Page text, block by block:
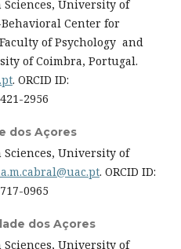
Sciences, University of
Center for
of Psychology and
of Coimbra, Portugal.
. ORCID ID:
2956
dos Açores
Sciences, University of
. ORCID ID:
0965
dos Açores
Sciences, University of